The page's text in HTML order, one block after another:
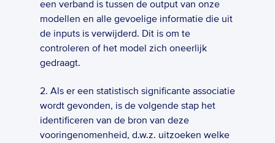
een verband is tussen de output van onze
modellen en alle gevoelige informatie die uit
de inputs is verwijderd. Dit is om te
controleren of het model zich oneerlijk
gedraagt.
2. Als er een statistisch significante associatie
wordt gevonden, is de volgende stap het
identificeren van de bron van deze
vooringenomenheid, d.w.z. uitzoeken welke